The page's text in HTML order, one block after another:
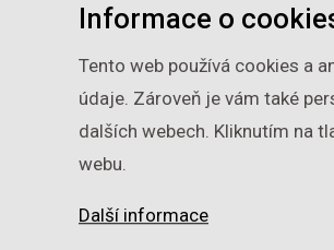
Informace o
Tento web používá cookies a
údaje. Zároveň je vám také
dalších webech. Kliknutím na
webu.
Další informace